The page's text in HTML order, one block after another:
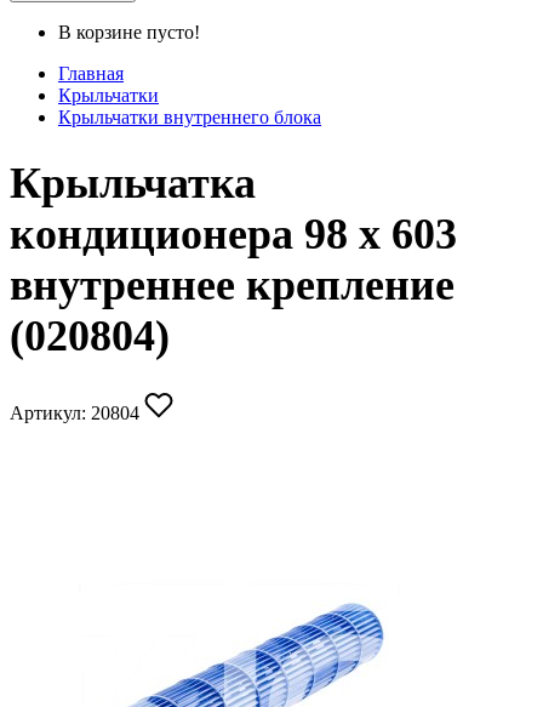
В корзине пусто!
Главная
Крыльчатки
Крыльчатки внутреннего блока
Крыльчатка
кондиционера 98 x 603
внутреннее крепление
(020804)
Артикул: 20804